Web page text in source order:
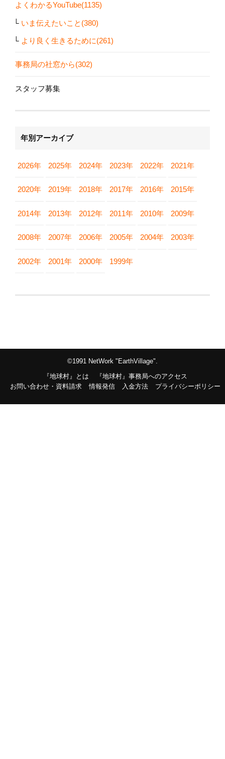
よくわかるYouTube(1135)
いま伝えたいこと(380)
より良く生きるために(261)
事務局の社窓から(302)
スタッフ募集
年別アーカイブ
2026年 2025年 2024年 2023年 2022年 2021年
2020年 2019年 2018年 2017年 2016年 2015年
2014年 2013年 2012年 2011年 2010年 2009年
2008年 2007年 2006年 2005年 2004年 2003年
2002年 2001年 2000年 1999年
©1991 NetWork "EarthVillage".
『地球村』とは
『地球村』事務局へのアクセス
お問い合わせ・資料請求
情報発信 入金方法 プライバシーポリシー